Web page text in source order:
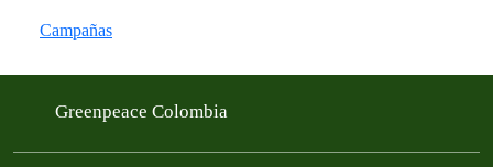
Campañas
Greenpeace Colombia